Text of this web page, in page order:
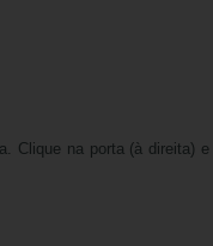
Clique na porta (à direita)